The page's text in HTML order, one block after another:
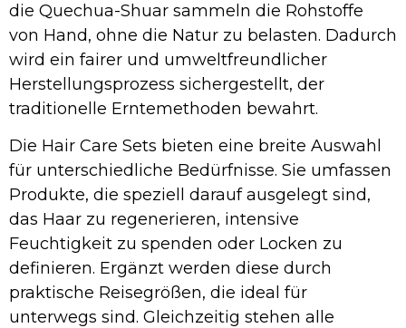
die Quechua-Shuar sammeln die Rohstoffe
von Hand, ohne die Natur zu belasten. Dadurch
wird ein fairer und umweltfreundlicher
Herstellungsprozess sichergestellt, der
traditionelle Erntemethoden bewahrt.
Die Hair Care Sets bieten eine breite Auswahl
für unterschiedliche Bedürfnisse. Sie umfassen
Produkte, die speziell darauf ausgelegt sind,
das Haar zu regenerieren, intensive
Feuchtigkeit zu spenden oder Locken zu
definieren. Ergänzt werden diese durch
praktische Reisegrößen, die ideal für
unterwegs sind. Gleichzeitig stehen alle